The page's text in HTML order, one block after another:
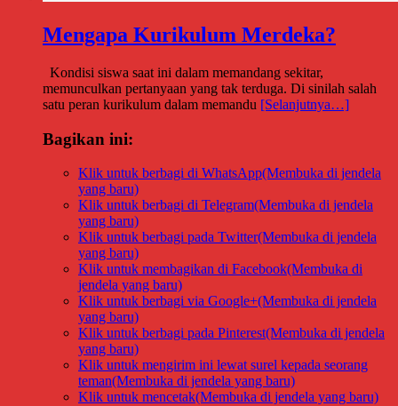
Mengapa Kurikulum Merdeka?
Kondisi siswa saat ini dalam memandang sekitar,
memunculkan pertanyaan yang tak terduga. Di sinilah salah
satu peran kurikulum dalam memandu [Selanjutnya…]
Bagikan ini:
Klik untuk berbagi di WhatsApp(Membuka di jendela
yang baru)
Klik untuk berbagi di Telegram(Membuka di jendela
yang baru)
Klik untuk berbagi pada Twitter(Membuka di jendela
yang baru)
Klik untuk membagikan di Facebook(Membuka di
jendela yang baru)
Klik untuk berbagi via Google+(Membuka di jendela
yang baru)
Klik untuk berbagi pada Pinterest(Membuka di jendela
yang baru)
Klik untuk mengirim ini lewat surel kepada seorang
teman(Membuka di jendela yang baru)
Klik untuk mencetak(Membuka di jendela yang baru)